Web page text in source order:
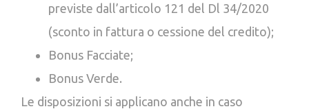
previste dall’articolo 121 del Dl 34/2020
(sconto in fattura o cessione del credito);
Bonus Facciate;
Bonus Verde.
Le disposizioni si applicano anche in caso